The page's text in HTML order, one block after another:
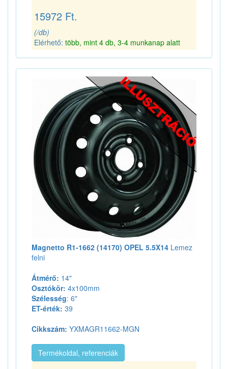
15972 Ft.
(/db)
Elérhető: több, mint 4 db, 3-4 munkanap alatt
Magnetto R1-1662 (14170) OPEL 5.5X14 Lemez
felni
Átmérő: 14"
Osztókör: 4x100mm
Szélesség: 6"
ET-érték: 39
Cikkszám: YXMAGR11662-MGN
Termékoldal, referenciák